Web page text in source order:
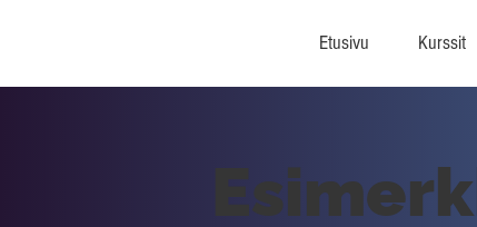
Etusivu Kurssit